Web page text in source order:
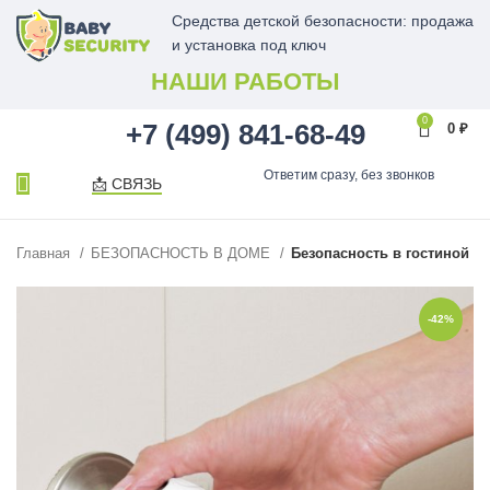
Средства детской безопасности: продажа
и установка под ключ
НАШИ РАБОТЫ
+7 (499) 841-68-49 0
0 ₽
📩 СВЯЗЬ Ответим сразу, без звонков
Главная БЕЗОПАСНОСТЬ В ДОМЕ Безопасность в гостиной
-42%